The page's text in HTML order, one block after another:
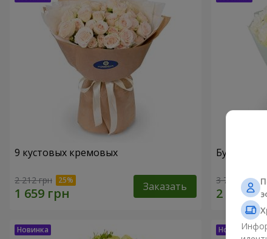
9 кустовых кремовых
2 212 грн Заказать
Букет
3 799 грн